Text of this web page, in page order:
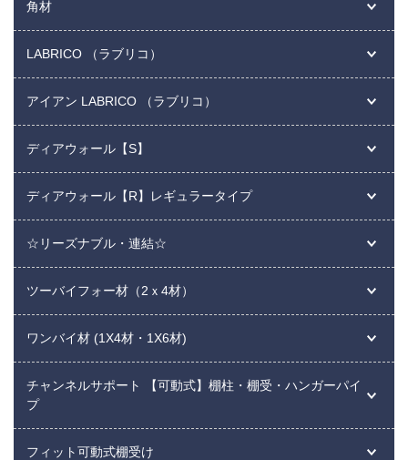
角材
LABRICO （ラブリコ）
アイアン LABRICO （ラブリコ）
ディアウォール【S】
ディアウォール【R】レギュラータイプ
☆リーズナブル・連結☆
ツーバイフォー材（2ｘ4材）
ワンバイ材 (1X4材・1X6材)
チャンネルサポート 【可動式】棚柱・棚受・ハンガーパイ
プ
フィット可動式棚受け